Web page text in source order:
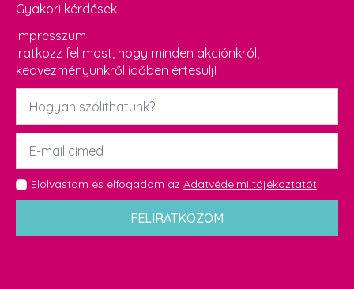
Gyakori kérdések
Impresszum
Iratkozz fel most, hogy minden akciónkról,
kedvezményünkről időben értesülj!
Név
Email
GDPR
*
Elolvastam és elfogadom az Adatvédelmi tájékoztatót.
FELIRATKOZOM